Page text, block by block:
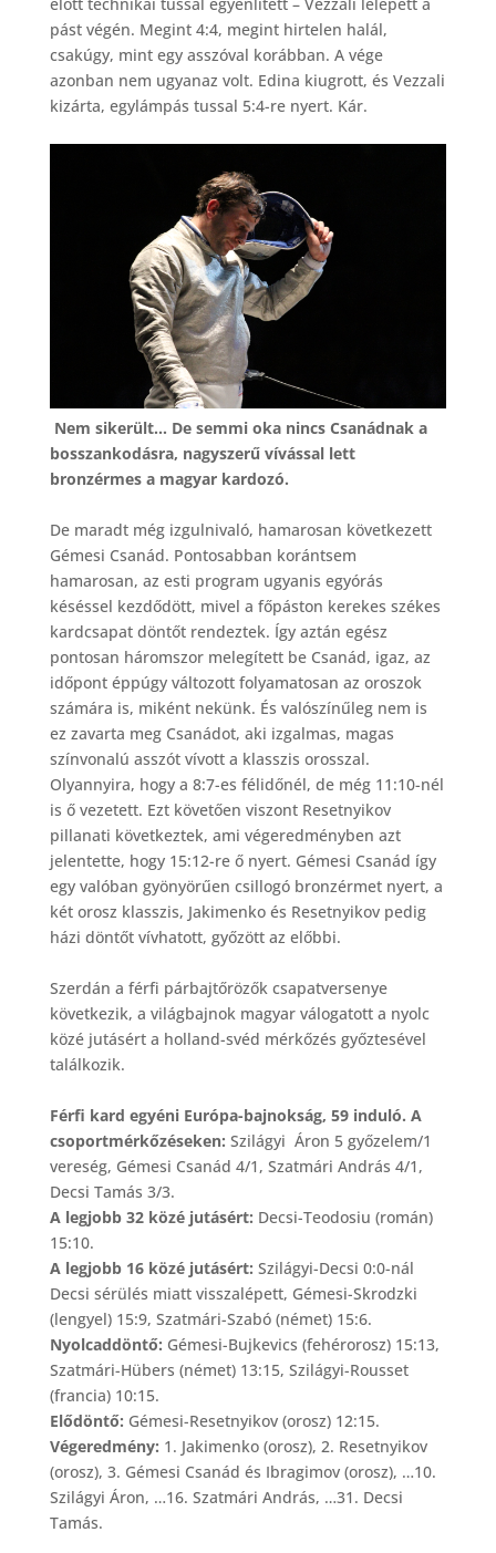
pást végén. Megint 4:4, megint hirtelen halál,
csakúgy, mint egy asszóval korábban. A vége
azonban nem ugyanaz volt. Edina kiugrott, és Vezzali
kizárta, egylámpás tussal 5:4-re nyert. Kár.
Nem sikerült… De semmi oka nincs Csanádnak a
bosszankodásra, nagyszerű vívással lett
bronzérmes a magyar kardozó.
De maradt még izgulnivaló, hamarosan következett
Gémesi Csanád. Pontosabban korántsem
hamarosan, az esti program ugyanis egyórás
késéssel kezdődött, mivel a főpáston kerekes székes
kardcsapat döntőt rendeztek. Így aztán egész
pontosan háromszor melegített be Csanád, igaz, az
időpont éppúgy változott folyamatosan az oroszok
számára is, miként nekünk. És valószínűleg nem is
ez zavarta meg Csanádot, aki izgalmas, magas
színvonalú asszót vívott a klasszis orosszal.
Olyannyira, hogy a 8:7-es félidőnél, de még 11:10-nél
is ő vezetett. Ezt követően viszont Resetnyikov
pillanati következtek, ami végeredményben azt
jelentette, hogy 15:12-re ő nyert. Gémesi Csanád így
egy valóban gyönyörűen csillogó bronzérmet nyert, a
két orosz klasszis, Jakimenko és Resetnyikov pedig
házi döntőt vívhatott, győzött az előbbi.
Szerdán a férfi párbajtőrözők csapatversenye
következik, a világbajnok magyar válogatott a nyolc
közé jutásért a holland-svéd mérkőzés győztesével
találkozik.
Férfi kard egyéni Európa-bajnokság, 59 induló. A
csoportmérkőzéseken: Szilágyi Áron 5 győzelem/1
vereség, Gémesi Csanád 4/1, Szatmári András 4/1,
Decsi Tamás 3/3.
A legjobb 32 közé jutásért: Decsi-Teodosiu (román)
15:10.
A legjobb 16 közé jutásért: Szilágyi-Decsi 0:0-nál
Decsi sérülés miatt visszalépett, Gémesi-Skrodzki
(lengyel) 15:9, Szatmári-Szabó (német) 15:6.
Nyolcaddöntő: Gémesi-Bujkevics (fehérorosz) 15:13,
Szatmári-Hübers (német) 13:15, Szilágyi-Rousset
(francia) 10:15.
Elődöntő: Gémesi-Resetnyikov (orosz) 12:15.
Végeredmény: 1. Jakimenko (orosz), 2. Resetnyikov
(orosz), 3. Gémesi Csanád és Ibragimov (orosz), …10.
Szilágyi Áron, …16. Szatmári András, …31. Decsi
Tamás.